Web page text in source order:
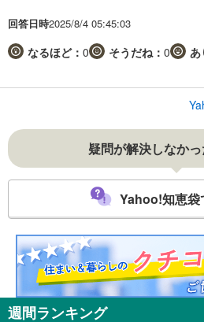
回答日時2025/8/4 05:45:03
なるほど： 0 そうだね： 0 あ
疑問が解決しなか
Yahoo!知恵袋
週間ランキング